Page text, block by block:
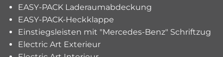
EASY-PACK Laderaumabdeckung
EASY-PACK-Heckklappe
Einstiegsleisten mit "Mercedes-Benz" Schriftzug
Electric Art Exterieur